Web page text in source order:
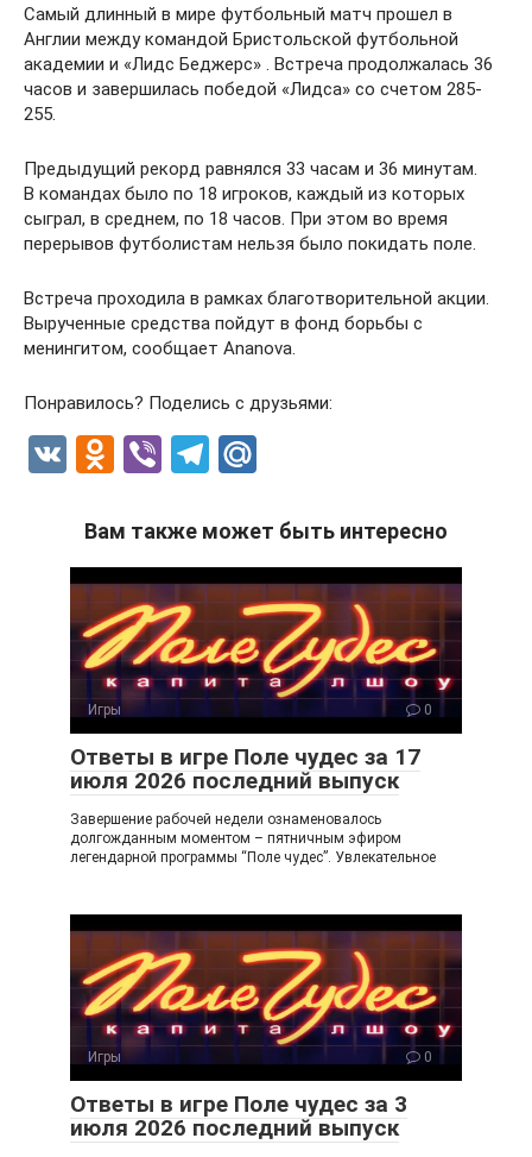
Самый длинный в мире футбольный матч прошел в
Англии между командой Бристольской футбольной
академии и «Лидс Беджерс» . Встреча продолжалась 36
часов и завершилась победой «Лидса» со счетом 285-
255.
Предыдущий рекорд равнялся 33 часам и 36 минутам.
В командах было по 18 игроков, каждый из которых
сыграл, в среднем, по 18 часов. При этом во время
перерывов футболистам нельзя было покидать поле.
Встреча проходила в рамках благотворительной акции.
Вырученные средства пойдут в фонд борьбы с
менингитом, сообщает Ananova.
Понравилось? Поделись с друзьями:
V
O
n
o
kl
a
ss
ni
ki
Vi
er
T
e
gr
a
m
.R
u
Вам также может быть интересно
Игры 0
Ответы в игре Поле чудес за 17
июля 2026 последний выпуск
Завершение рабочей недели ознаменовалось
долгожданным моментом – пятничным эфиром
легендарной программы “Поле чудес”. Увлекательное
Игры 0
Ответы в игре Поле чудес за 3
июля 2026 последний выпуск